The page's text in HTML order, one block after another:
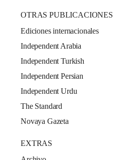
OTRAS PUBLICACIONES
Ediciones internacionales
Independent Arabia
Independent Turkish
Independent Persian
Independent Urdu
The Standard
Novaya Gazeta
EXTRAS